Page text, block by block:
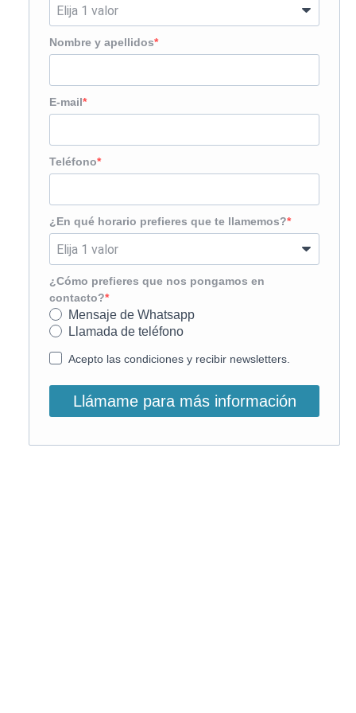
Nombre y apellidos
E-mail
Teléfono
¿En qué horario prefieres que te llamemos?
¿Cómo prefieres que nos pongamos en
contacto?
Mensaje de Whatsapp
Llamada de teléfono
Acepto las condiciones y recibir newsletters.
Llámame para más información